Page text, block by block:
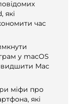
які
час
у macOS
Mac
міфи про
які